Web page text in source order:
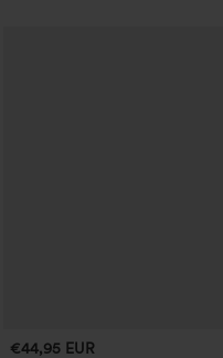
€44,95 EUR